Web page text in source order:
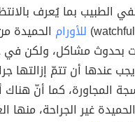
الطبيب بما يُعرف
للأورام الحميدة
بحدوث مشاكل، ولكن
عندها أن تتمّ إزالتها
المجاورة، كما أنّ هناك
غير الجراحة، منها